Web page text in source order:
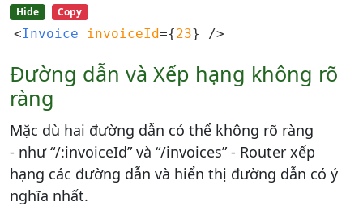
Hide Copy
<Invoice invoiceId={23} />
Đường dẫn và Xếp hạng không rõ
ràng
Mặc dù hai đường dẫn có thể không rõ ràng
- như “/:invoiceId” và “/invoices” - Router xếp
hạng các đường dẫn và hiển thị đường dẫn có ý
nghĩa nhất.